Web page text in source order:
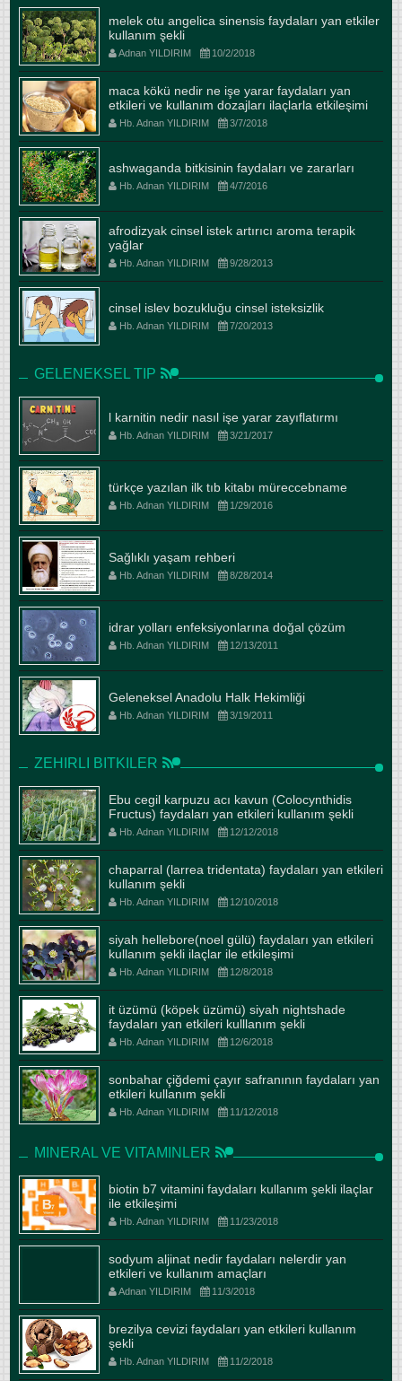
melek otu angelica sinensis faydaları yan etkiler
kullanım şekli
Adnan YILDIRIM 10/2/2018
maca kökü nedir ne işe yarar faydaları yan
etkileri ve kullanım dozajları ilaçlarla etkileşimi
Hb. Adnan YILDIRIM 3/7/2018
ashwaganda bitkisinin faydaları ve zararları
Hb. Adnan YILDIRIM 4/7/2016
afrodizyak cinsel istek artırıcı aroma terapik
yağlar
Hb. Adnan YILDIRIM 9/28/2013
cinsel islev bozukluğu cinsel isteksizlik
Hb. Adnan YILDIRIM 7/20/2013
GELENEKSEL TIP
l karnitin nedir nasıl işe yarar zayıflatırmı
Hb. Adnan YILDIRIM 3/21/2017
türkçe yazılan ilk tıb kitabı müreccebname
Hb. Adnan YILDIRIM 1/29/2016
Sağlıklı yaşam rehberi
Hb. Adnan YILDIRIM 8/28/2014
idrar yolları enfeksiyonlarına doğal çözüm
Hb. Adnan YILDIRIM 12/13/2011
Geleneksel Anadolu Halk Hekimliği
Hb. Adnan YILDIRIM 3/19/2011
ZEHIRLI BITKILER
Ebu cegil karpuzu acı kavun (Colocynthidis
Fructus) faydaları yan etkileri kullanım şekli
Hb. Adnan YILDIRIM 12/12/2018
chaparral (larrea tridentata) faydaları yan etkileri
kullanım şekli
Hb. Adnan YILDIRIM 12/10/2018
siyah hellebore(noel gülü) faydaları yan etkileri
kullanım şekli ilaçlar ile etkileşimi
Hb. Adnan YILDIRIM 12/8/2018
it üzümü (köpek üzümü) siyah nightshade
faydaları yan etkileri kulllanım şekli
Hb. Adnan YILDIRIM 12/6/2018
sonbahar çiğdemi çayır safranının faydaları yan
etkileri kullanım şekli
Hb. Adnan YILDIRIM 11/12/2018
MINERAL VE VITAMINLER
biotin b7 vitamini faydaları kullanım şekli ilaçlar
ile etkileşimi
Hb. Adnan YILDIRIM 11/23/2018
sodyum aljinat nedir faydaları nelerdir yan
etkileri ve kullanım amaçları
Adnan YILDIRIM 11/3/2018
brezilya cevizi faydaları yan etkileri kullanım
şekli
Hb. Adnan YILDIRIM 11/2/2018